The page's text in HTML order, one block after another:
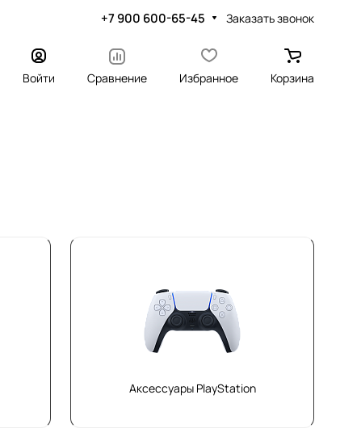
+7 900 600-65-45 Заказать звонок
Войти Сравнение Избранное Корзина
Аксессуары PlayStation